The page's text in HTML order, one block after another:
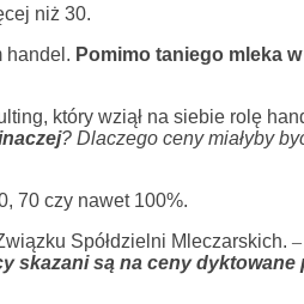
niż 30.
handel. Pomimo taniego mleka
który wziął na siebie rolę
? Dlaczego ceny miałyby
70 czy nawet 100%.
Spółdzielni Mleczarskich. –
skazani są na ceny dyktowane